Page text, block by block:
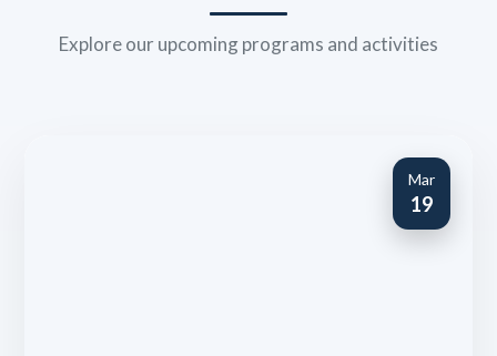
Explore our upcoming programs and activities
Mar
19